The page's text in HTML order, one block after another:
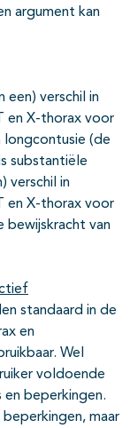
argument kan
een) verschil in
en X-thorax voor
longcontusie (de
substantiële
verschil in
en X-thorax voor
bewijskracht van
standaard in de
en
Wel
voldoende
beperkingen.
maar